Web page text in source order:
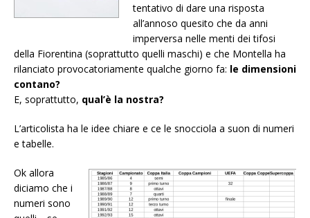
tentativo di dare una risposta
all’annoso quesito che da anni
imperversa nelle menti dei tifosi
della Fiorentina (soprattutto quelli maschi) e che Montella ha
rilanciato provocatoriamente qualche giorno fa: le dimensioni
contano?
E, soprattutto, qual’è la nostra?
L’articolista ha le idee chiare e ce le snocciola a suon di numeri
e tabelle.
Ok allora
diciamo che i
numeri sono